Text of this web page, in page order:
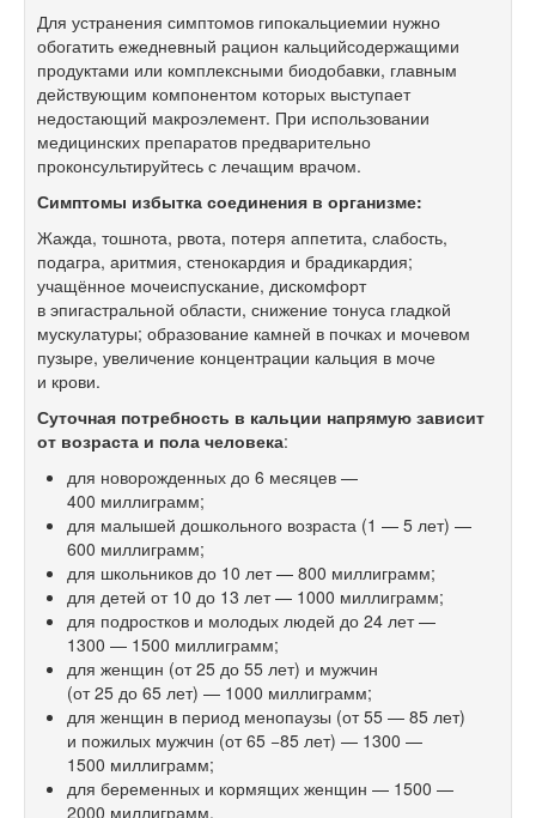
Для устранения симптомов гипокальциемии нужно
обогатить ежедневный рацион кальцийсодержащими
продуктами или комплексными биодобавки, главным
действующим компонентом которых выступает
недостающий макроэлемент. При использовании
медицинских препаратов предварительно
проконсультируйтесь с лечащим врачом.
Симптомы избытка соединения в организме:
Жажда, тошнота, рвота, потеря аппетита, слабость,
подагра, аритмия, стенокардия и брадикардия;
учащённое мочеиспускание, дискомфорт
в эпигастральной области, снижение тонуса гладкой
мускулатуры; образование камней в почках и мочевом
пузыре, увеличение концентрации кальция в моче
и крови.
Суточная потребность в кальции напрямую зависит
от возраста и пола человека:
для новорожденных до 6 месяцев —
400 миллиграмм;
для малышей дошкольного возраста (1 — 5 лет) —
600 миллиграмм;
для школьников до 10 лет — 800 миллиграмм;
для детей от 10 до 13 лет — 1000 миллиграмм;
для подростков и молодых людей до 24 лет —
1300 — 1500 миллиграмм;
для женщин (от 25 до 55 лет) и мужчин
(от 25 до 65 лет) — 1000 миллиграмм;
для женщин в период менопаузы (от 55 — 85 лет)
и пожилых мужчин (от 65 −85 лет) — 1300 —
1500 миллиграмм;
для беременных и кормящих женщин — 1500 —
2000 миллиграмм.